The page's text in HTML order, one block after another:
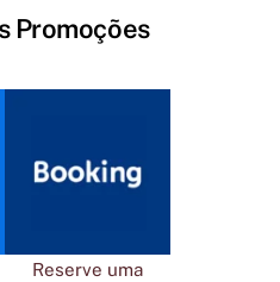
Promoções
Reserve uma